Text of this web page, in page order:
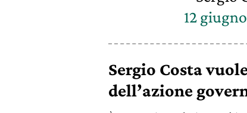
12
Sergio Costa
dell’azione